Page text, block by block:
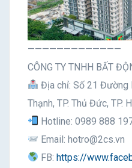
—————————————
CÔNG TY TNHH BẤT
Địa chỉ: Số 21 Đường
Thạnh, TP. Thủ Đức, TP.
Hotline: 0989 888
Email: hotro@2cs.vn
FB:https://